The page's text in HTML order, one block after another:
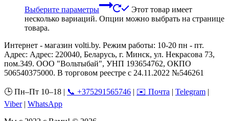
Выберите параметры
Этот товар имеет
несколько вариаций. Опции можно выбрать на странице
товара.
Интернет - магазин volti.by. Режим работы: 10-20 пн - пт.
Адрес: Адрес: 220040, Беларусь, г. Минск, ул. Некрасова 73,
пом.349. ООО "Вольтыбай", УНП 193654762, ОКПО
506540375000. В торговом реестре с 24.11.2022 №546261
🕒 Пн–Пт 10–18 | 📞 +375291565746 | ✉️ Почта | Telegram |
Viber| WhatsApp